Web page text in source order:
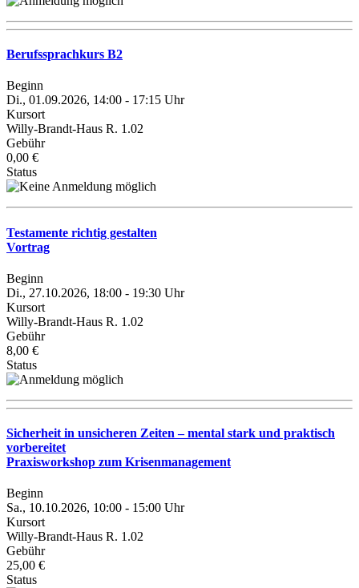
Berufssprachkurs B2
Beginn
Di., 01.09.2026, 14:00 - 17:15 Uhr
Kursort
Willy-Brandt-Haus R. 1.02
Gebühr
0,00 €
Status
Testamente richtig gestalten
Vortrag
Beginn
Di., 27.10.2026, 18:00 - 19:30 Uhr
Kursort
Willy-Brandt-Haus R. 1.02
Gebühr
8,00 €
Status
Sicherheit in unsicheren Zeiten – mental stark und praktisch
vorbereitet
Praxisworkshop zum Krisenmanagement
Beginn
Sa., 10.10.2026, 10:00 - 15:00 Uhr
Kursort
Willy-Brandt-Haus R. 1.02
Gebühr
25,00 €
Status